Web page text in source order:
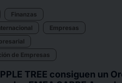
Finanzas
Empresas
de Empresas
TREE consiguen un